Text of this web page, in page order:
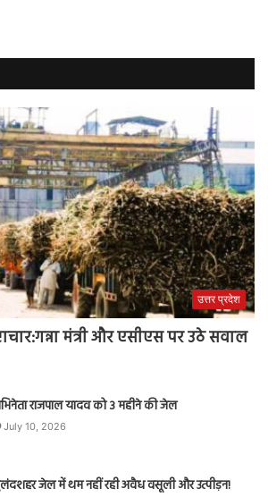
उत्तर प्रदेश
मंत्री और एसीएस पर उठे सवाल
राजपाल यादव को 3 महीने की जेल
July 10, 2026
जेल में थम नहीं रही अवैध वसूली और उत्पीड़न!